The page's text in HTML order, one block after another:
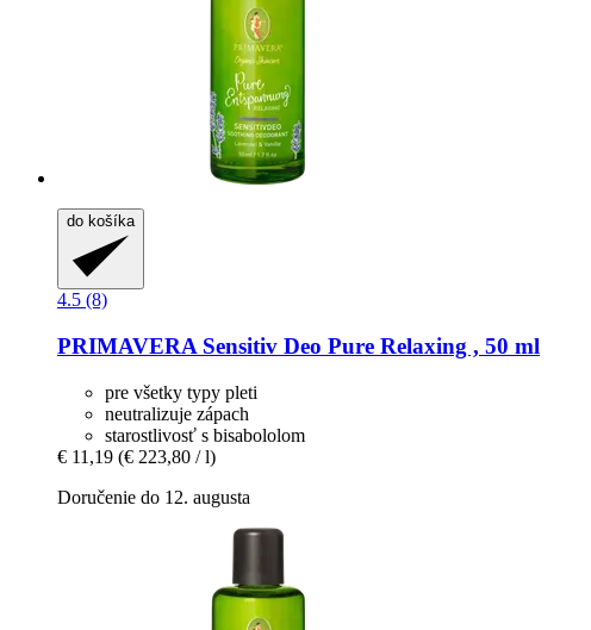
do košíka
4.5 (8)
PRIMAVERA Sensitiv Deo Pure Relaxing , 50 ml
pre všetky typy pleti
neutralizuje zápach
starostlivosť s bisabololom
€ 11,19 (€ 223,80 / l)
Doručenie do 12. augusta